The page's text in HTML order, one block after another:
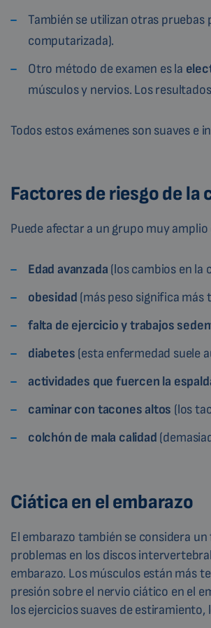
También se utilizan otras pruebas
computarizada).
Otro método de examen es la
músculos y nervios. Los
Todos estos exámenes son suaves e
Factores de riesgo de la
Puede afectar a un grupo muy
Edad avanzada (los cambios en la
obesidad (más peso significa
falta de ejercicio y trabajos
diabetes (esta enfermedad suele
actividades que fuercen la
caminar con tacones altos (los
colchón de mala calidad
Ciática en el embarazo
El embarazo también se considera
problemas en los discos
embarazo. Los músculos están más
presión sobre el nervio ciático en el
los ejercicios suaves de